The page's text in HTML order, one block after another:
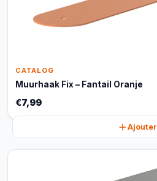
CATALOG
Muurhaak Fix – Fantail Oranje
€7,99
Ajouter